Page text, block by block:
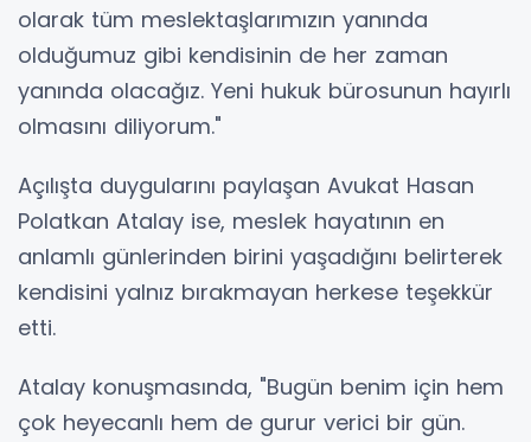
olarak tüm meslektaşlarımızın yanında
olduğumuz gibi kendisinin de her zaman
yanında olacağız. Yeni hukuk bürosunun hayırlı
olmasını diliyorum."
Açılışta duygularını paylaşan Avukat Hasan
Polatkan Atalay ise, meslek hayatının en
anlamlı günlerinden birini yaşadığını belirterek
kendisini yalnız bırakmayan herkese teşekkür
etti.
Atalay konuşmasında, "Bugün benim için hem
çok heyecanlı hem de gurur verici bir gün.